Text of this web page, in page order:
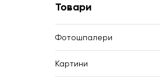
Товари
Фотошпалери
Картини